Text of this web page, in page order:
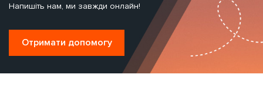
Напишіть нам, ми завжди онлайн!
Отримати допомогу